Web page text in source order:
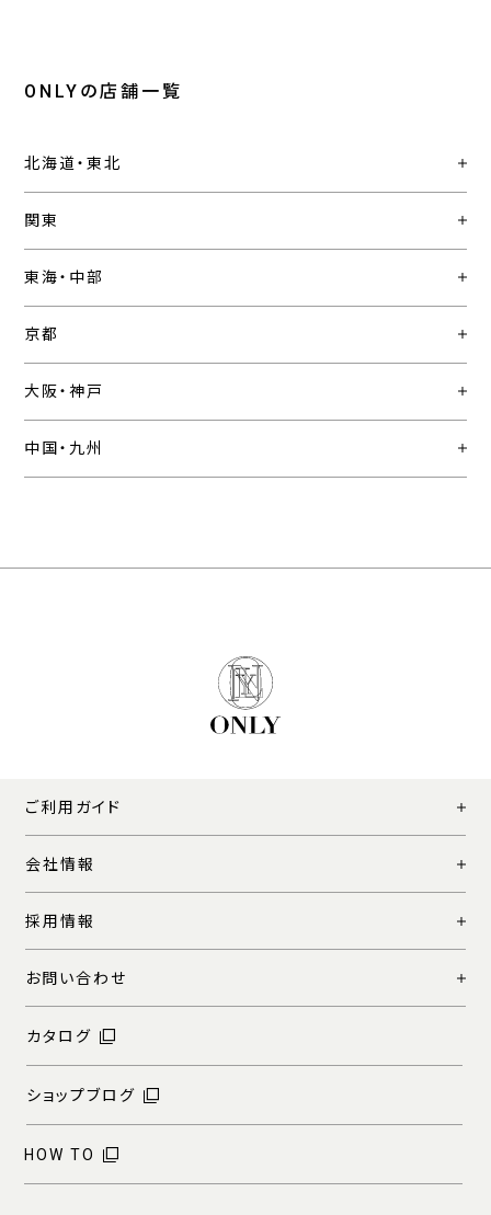
ONLYの店舗一覧
北海道・東北
関東
東海・中部
京都
大阪・神戸
中国・九州
ご利用ガイド
会社情報
採用情報
お問い合わせ
カタログ
ショップブログ
HOW TO